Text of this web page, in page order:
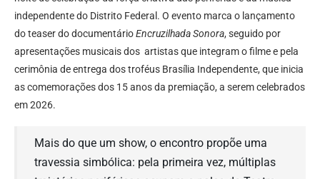
independente do Distrito Federal. O evento marca o lançamento
do teaser do documentárioEncruzilhada Sonora, seguido por
apresentações musicais dos artistas que integram o filme e pela
cerimônia de entrega dos troféus Brasília Independente, que inicia
as comemorações dos 15 anos da premiação, a serem celebrados
em 2026.
Mais do que um show, o encontro propõe uma
travessia simbólica: pela primeira vez, múltiplas